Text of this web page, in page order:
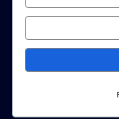
QODE